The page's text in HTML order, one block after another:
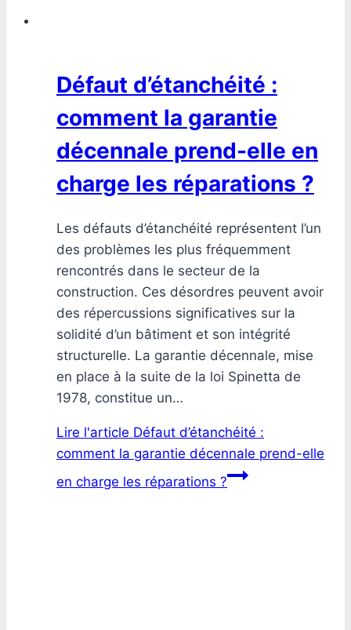
Défaut d’étanchéité :
comment la garantie
décennale prend-elle en
charge les réparations ?
Les défauts d’étanchéité représentent l’un
des problèmes les plus fréquemment
rencontrés dans le secteur de la
construction. Ces désordres peuvent avoir
des répercussions significatives sur la
solidité d’un bâtiment et son intégrité
structurelle. La garantie décennale, mise
en place à la suite de la loi Spinetta de
1978, constitue un…
Lire l'article Défaut d’étanchéité :
comment la garantie décennale prend-elle
en charge les réparations ?